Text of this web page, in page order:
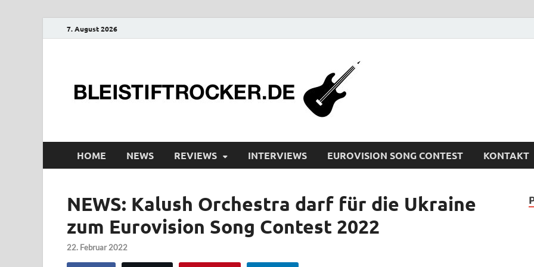
7. August 2026
HOME NEWS REVIEWS INTERVIEWS EUROVISION SONG CONTEST KONTAKT
NEWS: Kalush Orchestra darf für die Ukraine
zum Eurovision Song Contest 2022
22. Februar 2022